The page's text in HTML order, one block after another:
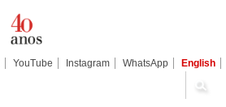
YouTube Instagram WhatsApp English